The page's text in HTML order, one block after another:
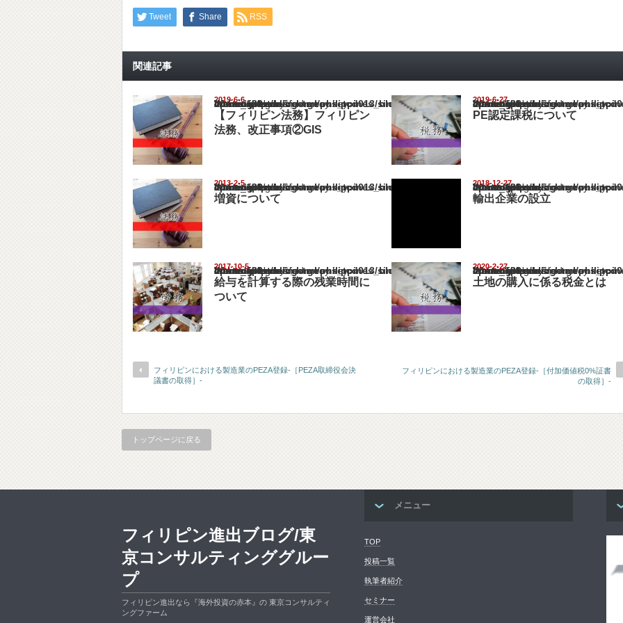
Tweet Share RSS
関連記事
2019-6-6
Warning
: Undefined array key "show_category" in
/home/netst/kuno-cpa.co.jp/public_html/philippines_blog/wp-content/themes/gorgeous_tcd013/single.php
on line183
【フィリピン法務】フィリピン
法務、改正事項②GIS
2019-6-27
Warning
: Undefined array key "show_category" in
/home/netst/kuno-cpa.co.jp/public_html/philippines_blog/wp-content/
on line183
PE認定課税について
2013-2-5
Warning
: Undefined array key "show_category" in
/home/netst/kuno-cpa.co.jp/public_html/philippines_blog/wp-content/themes/gorgeous_tcd013/single.php
on line183
増資について
2018-12-27
Warning
: Undefined array key "show_category" in
/home/netst/kuno-cpa.co.jp/public_html/philippines_blog/wp-content/
on line183
輸出企業の設立
2017-10-5
Warning
: Undefined array key "show_category" in
/home/netst/kuno-cpa.co.jp/public_html/philippines_blog/wp-content/themes/gorgeous_tcd013/single.php
on line183
給与を計算する際の残業時間に
ついて
2020-2-27
Warning
: Undefined array key "show_category" in
/home/netst/kuno-cpa.co.jp/public_html/philippines_blog/wp-content/
on line183
土地の購入に係る税金とは
フィリピンにおける製造業のPEZA登録-［PEZA取締役会決
議書の取得］-
フィリピンにおける製造業のPEZA登録-［付加価値税0%証書
の取得］-
トップページに戻る
メニュー
TOP
投稿一覧
執筆者紹介
セミナー
運営会社
フィリピン進出ブログ/東
京コンサルティンググルー
プ
フィリピン進出なら『海外投資の赤本』の 東京コンサルティ
ングファーム